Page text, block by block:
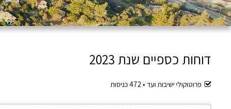
דוחות כספיים שנת 2023
פרוטוקולי ישיבות ועד • 472 כניסות